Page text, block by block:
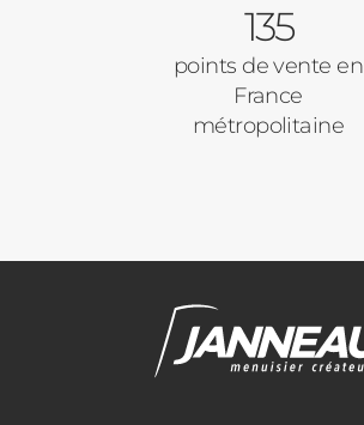
135
points de vente en
France
métropolitaine